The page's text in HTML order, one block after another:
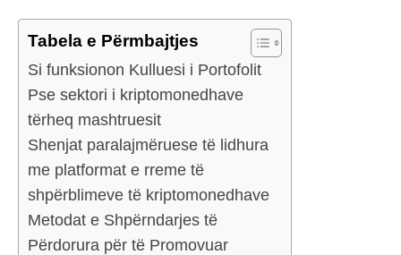
Tabela e Përmbajtjes
Si funksionon Kulluesi i Portofolit
Pse sektori i kriptomonedhave
tërheq mashtruesit
Shenjat paralajmëruese të lidhura
me platformat e rreme të
shpërblimeve të kriptomonedhave
Metodat e Shpërndarjes të
Përdorura për të Promovuar